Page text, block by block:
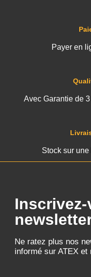
Stock sur
Avec Garantie de
Payer en
Ne ratez plus nos
informé sur ATEX et